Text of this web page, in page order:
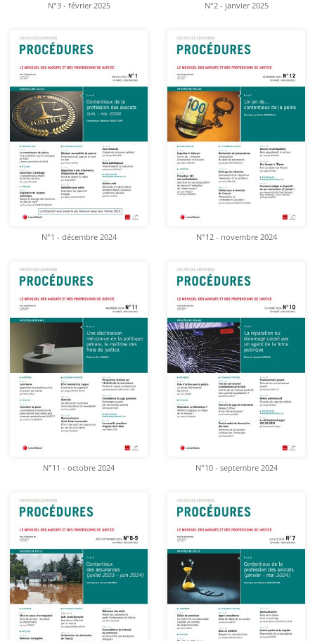
N°3 - février 2025 N°2 - janvier 2025
N°1 - décembre 2024 N°12 - novembre 2024
N°11 - octobre 2024 N°10 - septembre 2024